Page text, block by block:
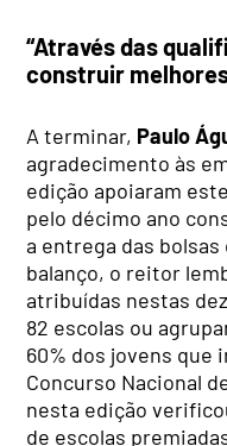
“Através das
construir
A terminar, Paulo
agradecimento às
edição apoiaram
pelo décimo ano
a entrega das
balanço, o reitor
atribuídas nestas
82 escolas ou
60% dos jovens que
Concurso Nacional
nesta edição
de escolas